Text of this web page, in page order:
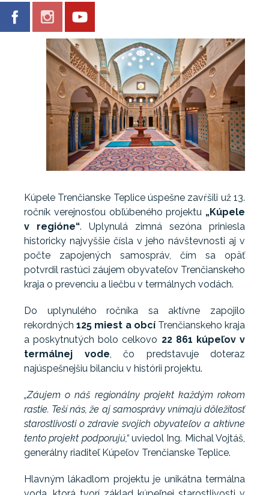
Kúpele Trenčianske Teplice úspešne zavŕšili už 13.
ročník verejnosťou obľúbeného projektu „Kúpele
v regióne“. Uplynulá zimná sezóna priniesla
historicky najvyššie čísla v jeho návštevnosti aj v
počte zapojených samospráv, čím sa opäť
potvrdil rastúci záujem obyvateľov Trenčianskeho
kraja o prevenciu a liečbu v termálnych vodách.
Do uplynulého ročníka sa aktívne zapojilo
rekordných125 miest a obcíTrenčianskeho kraja
a poskytnutých bolo celkovo 22 861 kúpeľov v
termálnej vode, čo predstavuje doteraz
najúspešnejšiu bilanciu v histórii projektu.
„Záujem o náš regionálny projekt každým rokom
rastie. Teší nás, že aj samosprávy vnímajú dôležitosť
starostlivosti o zdravie svojich obyvateľov a aktívne
tento projekt podporujú,“uviedol Ing. Michal Vojtáš,
generálny riaditeľ Kúpeľov Trenčianske Teplice.
Hlavným lákadlom projektu je unikátna termálna